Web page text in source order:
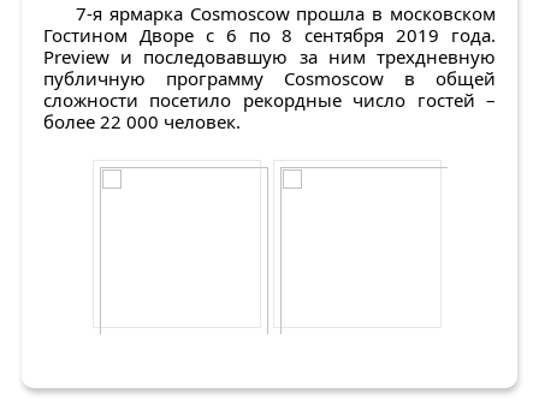
7-я ярмарка Cosmoscow прошла в московском
Гостином Дворе с 6 по 8 сентября 2019 года.
Preview и последовавшую за ним трехдневную
публичную программу Cosmoscow в общей
сложности посетило рекордные число гостей –
более 22 000 человек.